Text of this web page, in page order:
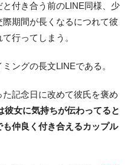
付き合う前のLINE同様、少
期間が長くなるにつれて彼
行ってしまう。
ングの長文LINEである。
記念日に改めて彼氏を褒め
彼女に気持ちが伝わってると
仲良く付き合えるカップル